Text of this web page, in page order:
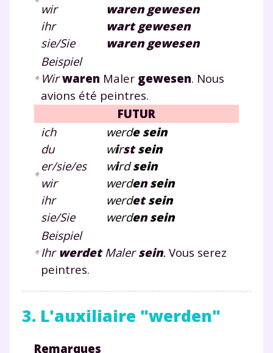
wir
ihr
sie/Sie
warengewesen
wartgewesen
warengewesen
Beispiel
Wirwaren Maler gewesen. Nous
avions été peintres.
FUTUR
ich
du
er/sie/es
wir
ihr
sie/Sie
werde sein
wirst sein
wird sein
werdensein
werdetsein
werdensein
Beispiel
Ihr werdetMalersein. Vous serez
peintres.
3. L'auxiliaire "werden"
Remarques